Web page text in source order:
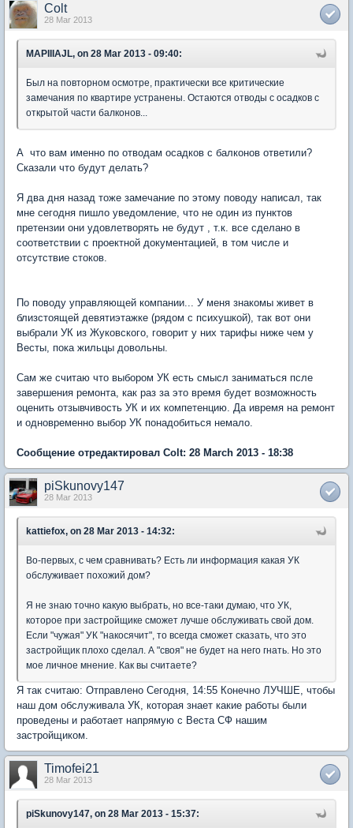
Colt
28 Mar 2013
MAPIIIAJL, on 28 Mar 2013 - 09:40:
Был на повторном осмотре, практически все критические
замечания по квартире устранены. Остаются отводы с осадков с
открытой части балконов...
А что вам именно по отводам осадков с балконов ответили?
Сказали что будут делать?
Я два дня назад тоже замечание по этому поводу написал, так
мне сегодня пишло уведомление, что не один из пунктов
претензии они удовлетворять не будут , т.к. все сделано в
соответствии с проектной документацией, в том числе и
отсутствие стоков.
По поводу управляющей компании... У меня знакомы живет в
близстоящей девятиэтажке (рядом с психушкой), так вот они
выбрали УК из Жуковского, говорит у них тарифы ниже чем у
Весты, пока жильцы довольны.
Сам же считаю что выбором УК есть смысл заниматься псле
завершения ремонта, как раз за это время будет возможность
оценить отзывчивость УК и их компетенцию. Да ивремя на ремонт
и одновременно выбор УК понадобиться немало.
Сообщение отредактировал Colt: 28 March 2013 - 18:38
piSkunovy147
28 Mar 2013
kattiefox, on 28 Mar 2013 - 14:32:
Во-первых, с чем сравнивать? Есть ли информация какая УК
обслуживает похожий дом?
Я не знаю точно какую выбрать, но все-таки думаю, что УК,
которое при застройщике сможет лучше обслуживать свой дом.
Если "чужая" УК "накосячит", то всегда сможет сказать, что это
застройщик плохо сделал. А "своя" не будет на него гнать. Но это
мое личное мнение. Как вы считаете?
Я так считаю: Отправлено Сегодня, 14:55 Конечно ЛУЧШЕ, чтобы
наш дом обслуживала УК, которая знает какие работы были
проведены и работает напрямую с Веста СФ нашим
застройщиком.
Timofei21
28 Mar 2013
piSkunovy147, on 28 Mar 2013 - 15:37: